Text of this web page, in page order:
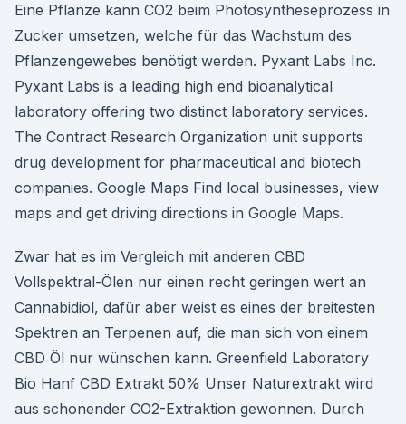
Eine Pflanze kann CO2 beim Photosyntheseprozess in
Zucker umsetzen, welche für das Wachstum des
Pflanzengewebes benötigt werden. Pyxant Labs Inc.
Pyxant Labs is a leading high end bioanalytical
laboratory offering two distinct laboratory services.
The Contract Research Organization unit supports
drug development for pharmaceutical and biotech
companies. Google Maps Find local businesses, view
maps and get driving directions in Google Maps.
Zwar hat es im Vergleich mit anderen CBD
Vollspektral-Ölen nur einen recht geringen wert an
Cannabidiol, dafür aber weist es eines der breitesten
Spektren an Terpenen auf, die man sich von einem
CBD Öl nur wünschen kann. Greenfield Laboratory
Bio Hanf CBD Extrakt 50% Unser Naturextrakt wird
aus schonender CO2-Extraktion gewonnen. Durch